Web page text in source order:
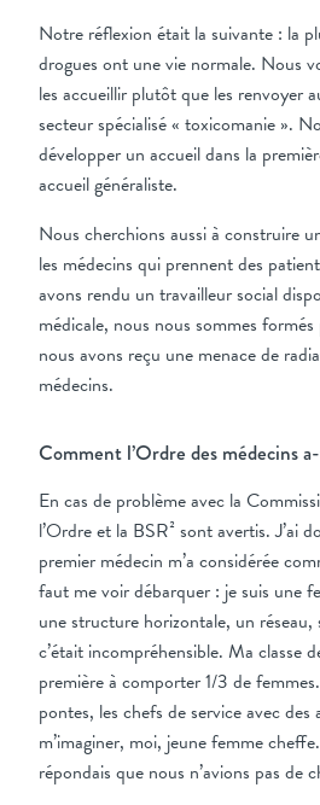
Notre réflexion était la suivante : la
drogues ont une vie normale. Nous
les accueillir plutôt que les renvoyer
secteur spécialisé « toxicomanie ».
développer un accueil dans la
accueil généraliste.
Nous cherchions aussi à construire
les médecins qui prennent des
avons rendu un travailleur social
médicale, nous nous sommes
nous avons reçu une menace de
médecins.
Comment l’Ordre des médecins
En cas de problème avec la
l’Ordre et la BSR² sont avertis. J’ai
premier médecin m’a considérée
faut me voir débarquer : je suis une
une structure horizontale, un réseau,
c’était incompréhensible. Ma classe
première à comporter 1/3 de
pontes, les chefs de service avec des
m’imaginer, moi, jeune femme
répondais que nous n’avions pas de